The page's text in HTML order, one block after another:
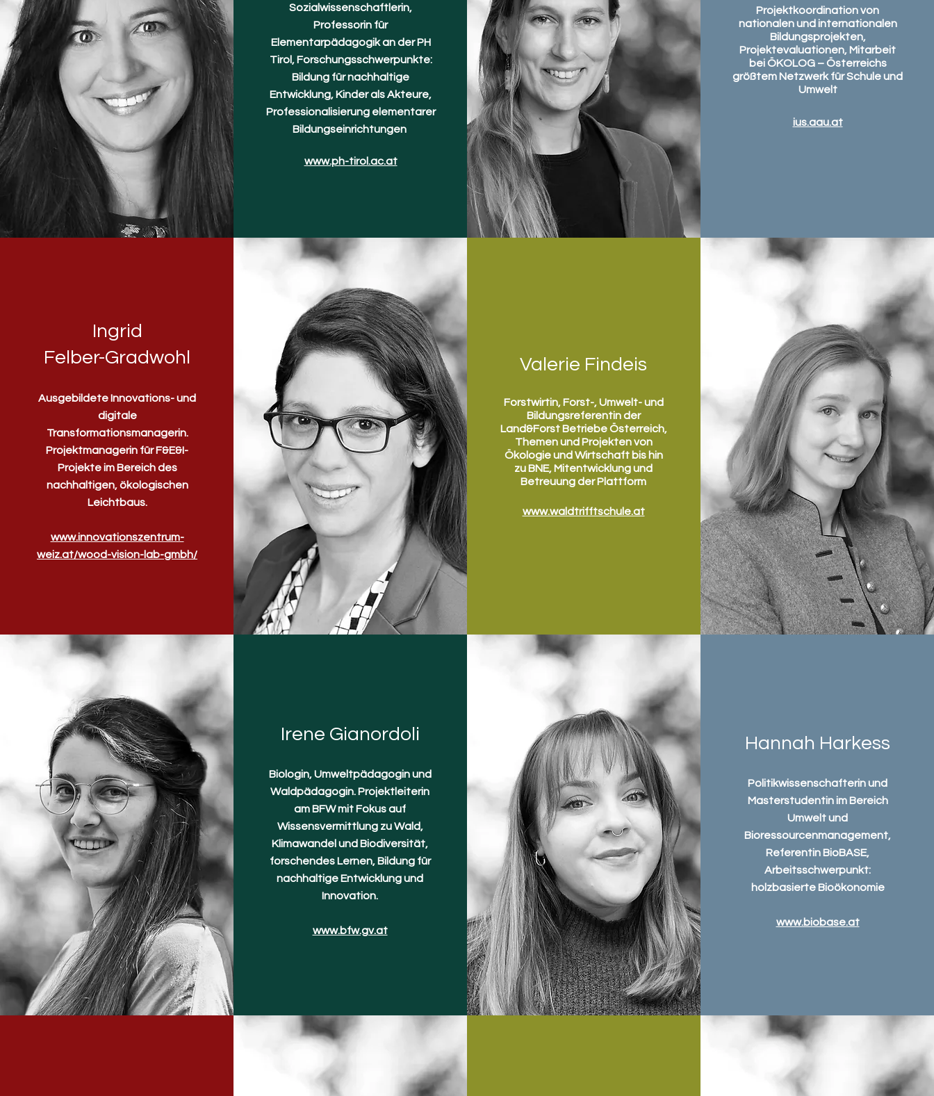
Sozialwissenschaftlerin,
Professorin für
Elementarpädagogik an der PH
Tirol, Forschungsschwerpunkte:
Bildung für nachhaltige
Entwicklung, Kinder als Akteure,
Professionalisierung elementarer
Bildungseinrichtungen
www.ph-tirol.ac.at
Projektkoordination von
nationalen und internationalen
Bildungsprojekten,
Projektevaluationen, Mitarbeit
bei ÖKOLOG – Österreichs
größtem Netzwerk für Schule und
Umwelt
ius.aau.at
Ingrid
Felber-Gradwohl
Ausgebildete Innovations- und
digitale
Transformationsmanagerin.
Projektmanagerin für F&E&I-
Projekte im Bereich des
nachhaltigen, ökologischen
Leichtbaus.
www.innovationszentrum-
weiz.at/wood-vision-lab-gmbh/
Valerie Findeis
Forstwirtin, Forst-, Umwelt- und
Bildungsreferentin der
Land&Forst Betriebe Österreich,
Themen und Projekten von
Ökologie und Wirtschaft bis hin
zu BNE, Mitentwicklung und
Betreuung der Plattform
www.waldtrifftschule.at
Irene Gianordoli
Biologin, Umweltpädagogin und
Waldpädagogin. Projektleiterin
am BFW mit Fokus auf
Wissensvermittlung zu Wald,
Klimawandel und Biodiversität,
forschendes Lernen, Bildung für
nachhaltige Entwicklung und
Innovation.
www.bfw.gv.at
Hannah Harkess
Politikwissenschafterin und
Masterstudentin im Bereich
Umwelt und
Bioressourcenmanagement,
Referentin BioBASE,
Arbeitsschwerpunkt:
holzbasierte Bioökonomie
www.biobase.at